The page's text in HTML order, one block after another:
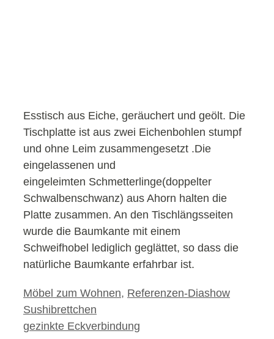
Esstisch aus Eiche, geräuchert und geölt. Die
Tischplatte ist aus zwei Eichenbohlen stumpf
und ohne Leim zusammengesetzt .Die
eingelassenen und
eingeleimten Schmetterlinge(doppelter
Schwalbenschwanz) aus Ahorn halten die
Platte zusammen. An den Tischlängsseiten
wurde die Baumkante mit einem
Schweifhobel lediglich geglättet, so dass die
natürliche Baumkante erfahrbar ist.
Kategorien
Möbel zum Wohnen, Referenzen-Diashow
Sushibrettchen
gezinkte Eckverbindung